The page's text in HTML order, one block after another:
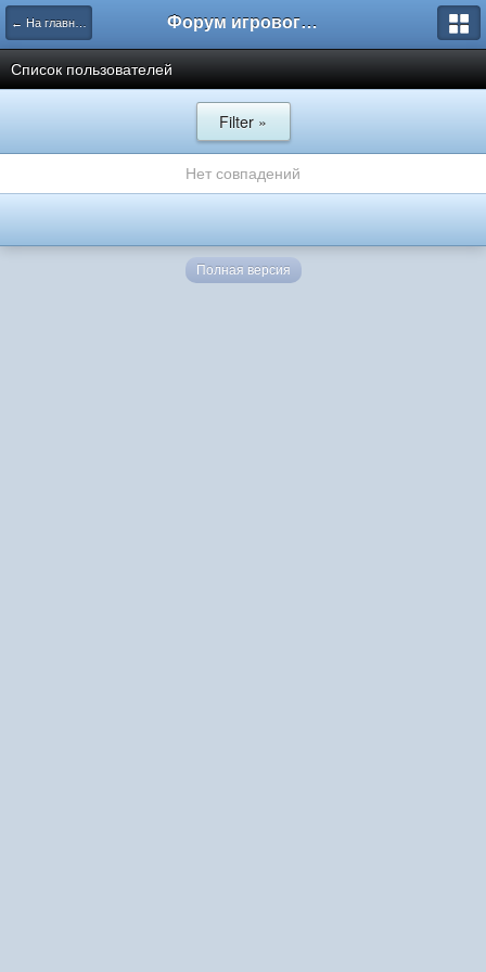
← На главную Форум игрового проекта Riverrise
Список пользователей
Filter »
Нет совпадений
Полная версия